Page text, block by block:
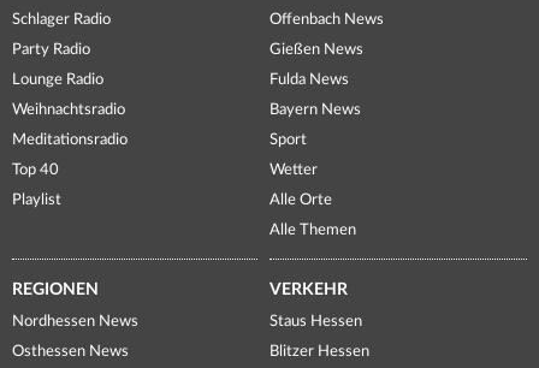
Schlager Radio
Party Radio
Lounge Radio
Weihnachtsradio
Meditationsradio
Top 40
Playlist
Offenbach News
Gießen News
Fulda News
Bayern News
Sport
Wetter
Alle Orte
Alle Themen
REGIONEN
Nordhessen News
Osthessen News
VERKEHR
Staus Hessen
Blitzer Hessen